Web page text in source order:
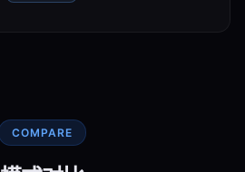
COMPARE